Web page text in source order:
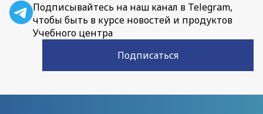
Подписывайтесь на наш канал в Telegram,
чтобы быть в курсе новостей и продуктов
Учебного центра
Подписаться